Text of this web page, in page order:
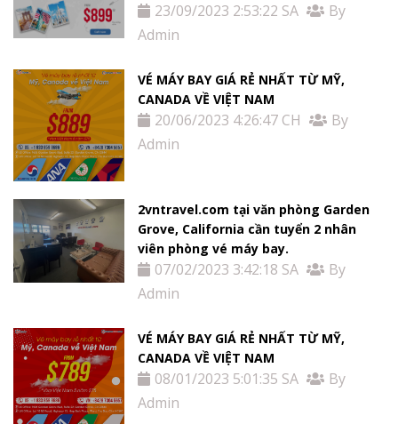
23/09/2023 2:53:22 SA
By
Admin
VÉ MÁY BAY GIÁ RẺ NHẤT TỪ MỸ,
CANADA VỀ VIỆT NAM
20/06/2023 4:26:47 CH
By
Admin
2vntravel.com tại văn phòng Garden
Grove, California cần tuyển 2 nhân
viên phòng vé máy bay.
07/02/2023 3:42:18 SA
By
Admin
VÉ MÁY BAY GIÁ RẺ NHẤT TỪ MỸ,
CANADA VỀ VIỆT NAM
08/01/2023 5:01:35 SA
By
Admin